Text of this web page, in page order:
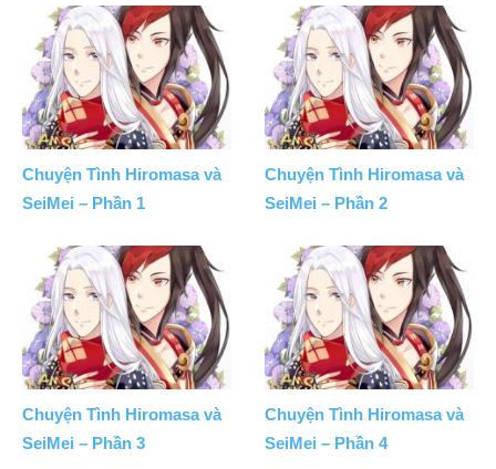
Chuyện Tình Hiromasa và
SeiMei – Phần 1
Chuyện Tình Hiromasa và
SeiMei – Phần 2
Chuyện Tình Hiromasa và
SeiMei – Phần 3
Chuyện Tình Hiromasa và
SeiMei – Phần 4